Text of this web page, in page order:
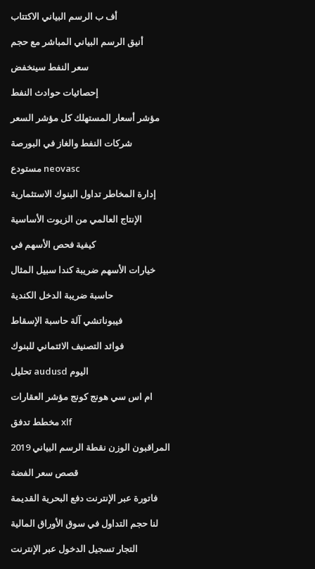
أف ب الرسم البياني الاكتتاب
أنيق الرسم البياني المباشر مع حجم
سعر النفط سينخفض
إحصائيات حوادث النفط
مؤشر أسعار المستهلك كل مؤشر السعر
شركات النفط والغاز في البورصة
مستودع neovasc
إدارة المخاطر تداول البنوك الاستثمارية
الإنتاج العالمي من الزيوت الأساسية
كيفية فحص الأسهم في
خيارات الأسهم ضريبة كندا سبيل المثال
حاسبة ضريبة الدخل الكندية
فيبوناتشي آلة حاسبة الإسقاط
فوائد التصنيف الائتماني للبنوك
تحليل audusd اليوم
ام اس سي هونج كونج مؤشر العقارات
مخطط تدفق xlf
المراقبون الوزن نقطة الرسم البياني 2019
قصص سعر الفضة
فاتورة عبر الإنترنت دفع البحرية القديمة
لنا حجم التداول في سوق الأوراق المالية
التجار تسجيل الدخول عبر الإنترنت